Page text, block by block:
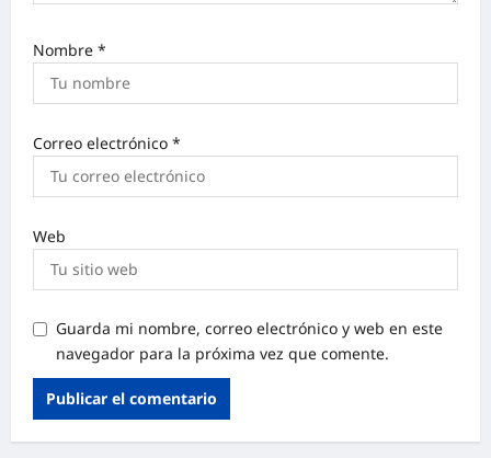
Nombre *
Correo electrónico *
Web
Guarda mi nombre, correo electrónico y web en este
navegador para la próxima vez que comente.